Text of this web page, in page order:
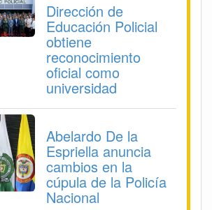
Dirección de
Educación Policial
obtiene
reconocimiento
oficial como
universidad
Abelardo De la
Espriella anuncia
cambios en la
cúpula de la Policía
Nacional